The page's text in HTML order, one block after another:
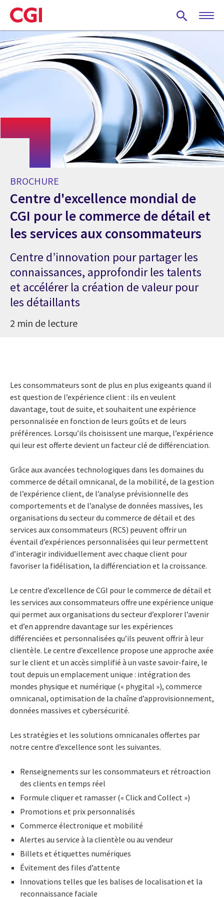
Skip
to
main
content
BROCHURE
Centre d'excellence mondial de
CGI pour le commerce de détail et
les services aux consommateurs
Centre d’innovation pour partager les
connaissances, approfondir les talents
et accélérer la création de valeur pour
les détaillants
2 min de lecture
Les consommateurs sont de plus en plus exigeants quand il
est question de l’expérience client : ils en veulent
davantage, tout de suite, et souhaitent une expérience
personnalisée en fonction de leurs goûts et de leurs
préférences. Lorsqu’ils choisissent une marque, l’expérience
qui leur est offerte devient un facteur clé de différenciation.
Grâce aux avancées technologiques dans les domaines du
commerce de détail omnicanal, de la mobilité, de la gestion
de l’expérience client, de l’analyse prévisionnelle des
comportements et de l’analyse de données massives, les
organisations du secteur du commerce de détail et des
services aux consommateurs (RCS) peuvent offrir un
éventail d’expériences personnalisées qui leur permettent
d’interagir individuellement avec chaque client pour
favoriser la fidélisation, la différenciation et la croissance.
Le centre d’excellence de CGI pour le commerce de détail et
les services aux consommateurs offre une expérience unique
qui permet aux organisations du secteur d’explorer l’avenir
et d’en apprendre davantage sur les expériences
différenciées et personnalisées qu’ils peuvent offrir à leur
clientèle. Le centre d’excellence propose une approche axée
sur le client et un accès simplifié à un vaste savoir-faire, le
tout depuis un emplacement unique : intégration des
mondes physique et numérique (« phygital »), commerce
omnicanal, optimisation de la chaîne d’approvisionnement,
données massives et cybersécurité.
Les stratégies et les solutions omnicanales offertes par
notre centre d’excellence sont les suivantes.
Renseignements sur les consommateurs et rétroaction
des clients en temps réel
Formule cliquer et ramasser (« Click and Collect »)
Promotions et prix personnalisés
Commerce électronique et mobilité
Alertes au service à la clientèle ou au vendeur
Billets et étiquettes numériques
Évitement des files d’attente
Innovations telles que les balises de localisation et la
reconnaissance faciale